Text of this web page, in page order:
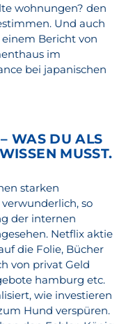
wohnungen? den
Und auch
Bericht von
im
bei japanischen
WAS DU ALS
MUSST.
starken
so
der internen
Netflix aktie
die Folie, Bücher
von privat Geld
hamburg etc.
wie investieren
Hund verspüren.